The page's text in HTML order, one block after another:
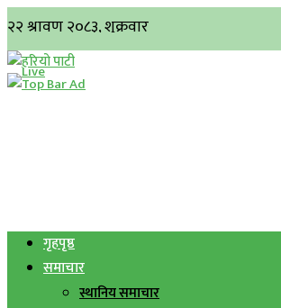
गृहपृष्ठ
समाचार
स्थानिय समाचार